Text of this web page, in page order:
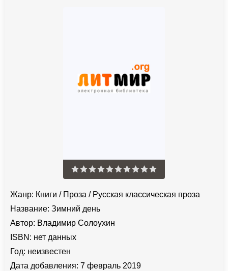
Жанр: Книги / Проза / Русская классическая проза
Название: Зимний день
Автор: Владимир Солоухин
ISBN: нет данных
Год: неизвестен
Дата добавления: 7 февраль 2019